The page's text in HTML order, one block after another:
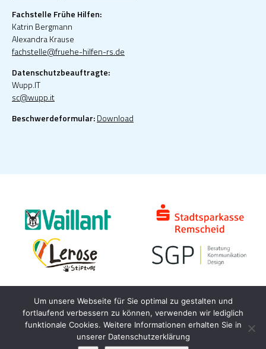
Fachstelle Frühe Hilfen:
Katrin Bergmann
Alexandra Krause
fachstelle@fruehe-hilfen-rs.de
Datenschutzbeauftragte:
Wupp.IT
sc@wupp.it
Beschwerdeformular:Download
IMPRESSUM DATENSCHUTZ HAFTUNGSAUSSCHLUSS
Kinderschutzbund Remscheid
Um unsere Webseite für Sie optimal zu gestalten und
fortlaufend verbessern zu können, verwenden wir lediglich
funktionale Cookies. Weitere Informationen erhalten Sie in
unserer Datenschutzerklärung